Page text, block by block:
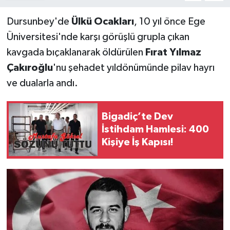
Dursunbey'de Ülkü Ocakları, 10 yıl önce Ege
Üniversitesi'nde karşı görüşlü grupla çıkan
kavgada bıçaklanarak öldürülen Fırat Yılmaz
Çakıroğlu'nu şehadet yıldönümünde pilav hayrı
ve dualarla andı.
Bigadiç’te Dev
İstihdam Hamlesi: 400
Kişiye İş Kapısı!